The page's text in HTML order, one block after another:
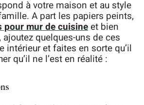
à votre maison et au style
A part les papiers peints,
pour mur de cuisineet bien
ajoutez quelques-uns de ces
intérieur et faites en sorte qu’il
qu’il ne l’est en réalité :